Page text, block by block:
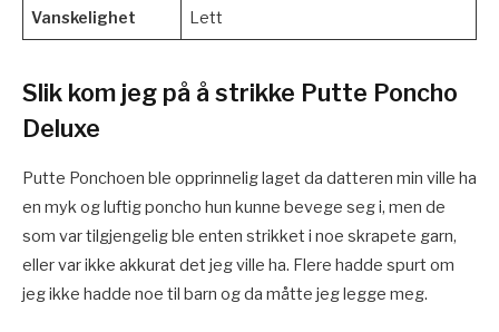
Vanskelighet Lett
Slik kom jeg på å strikke Putte Poncho
Deluxe
Putte Ponchoen ble opprinnelig laget da datteren min ville ha
en myk og luftig poncho hun kunne bevege seg i, men de
som var tilgjengelig ble enten strikket i noe skrapete garn,
eller var ikke akkurat det jeg ville ha. Flere hadde spurt om
jeg ikke hadde noe til barn og da måtte jeg legge meg.